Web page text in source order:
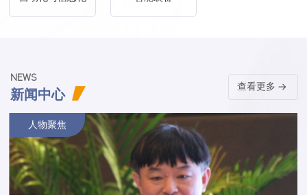
NEWS
新闻中心 查看更多
人物聚焦